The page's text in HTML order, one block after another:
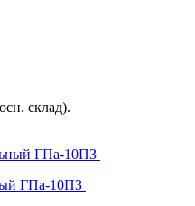
склад).
ГПа-10ПЗ